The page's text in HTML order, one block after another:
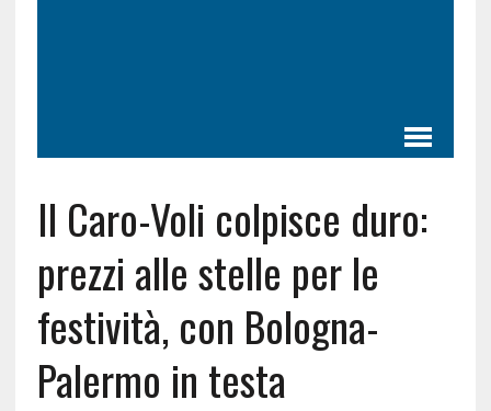
Il Caro-Voli colpisce duro:
prezzi alle stelle per le
festività, con Bologna-
Palermo in testa